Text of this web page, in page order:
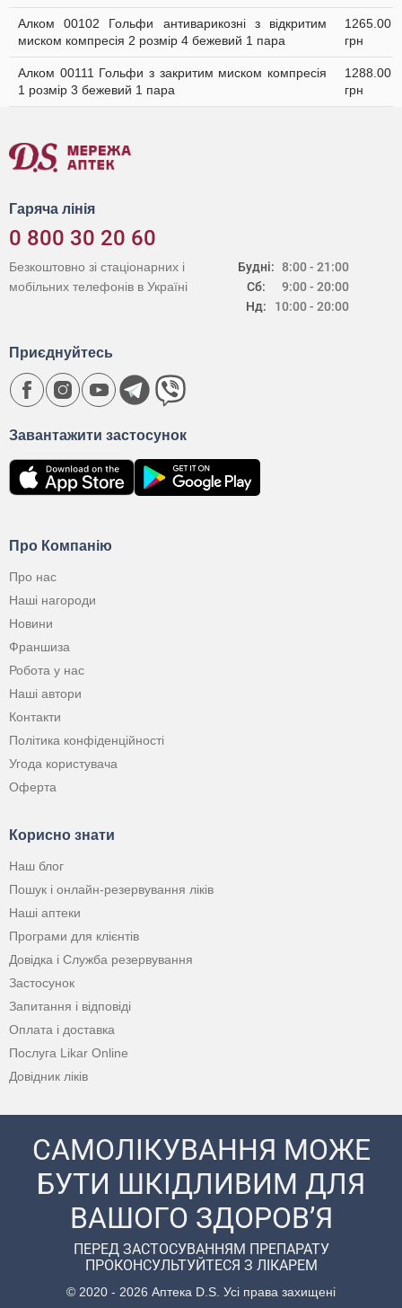
Алком 00102 Гольфи антиварикозні з відкритим
миском компресія 2 розмір 4 бежевий 1 пара
1265.00
грн
Алком 00111 Гольфи з закритим миском компресія
1 розмір 3 бежевий 1 пара
1288.00
грн
Гаряча лінія
0 800 30 20 60
Будні:
Сб:
Нд:
8:00 - 21:00
9:00 - 20:00
10:00 - 20:00
Безкоштовно зі стаціонарних і
мобільних телефонів в Україні
Про Компанію
Про нас
Наші нагороди
Новини
Франшиза
Робота у нас
Наші автори
Контакти
Політика конфіденційності
Угода користувача
Оферта
Корисно знати
Наш блог
Пошук і онлайн-резервування ліків
Наші аптеки
Програми для клієнтів
Довідка і Служба резервування
Застосунок
Запитання і відповіді
Оплата і доставка
Послуга Likar Online
Довідник ліків
Завантажити застосунок
Приєднуйтесь
САМОЛІКУВАННЯ МОЖЕ
БУТИ ШКІДЛИВИМ ДЛЯ
ВАШОГО ЗДОРОВ’Я
ПЕРЕД ЗАСТОСУВАННЯМ ПРЕПАРАТУ
ПРОКОНСУЛЬТУЙТЕСЯ З ЛІКАРЕМ
© 2020 - 2026 Аптека D.S. Усі права захищені